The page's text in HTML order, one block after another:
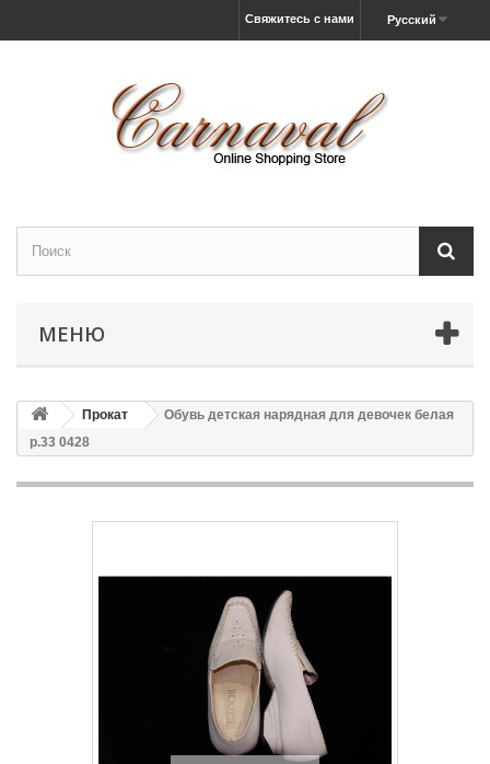
Русский
Свяжитесь с нами
МЕНЮ
Прокат
Обувь детская нарядная для девочек белая
р.33 0428